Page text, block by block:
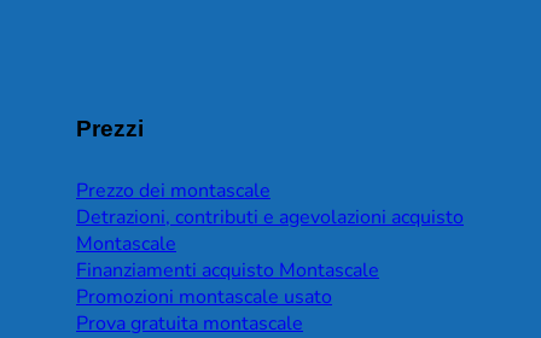
Prezzi
Prezzo dei montascale
Detrazioni, contributi e agevolazioni acquisto
Montascale
Finanziamenti acquisto Montascale
Promozioni montascale usato
Prova gratuita montascale